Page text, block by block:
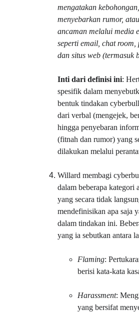
mengatakan kebohongan,
menyebarkan rumor,
ancaman melalui media
seperti email, chat room,
dan situs web (termasuk
Inti dari definisi ini:
spesifik dalam
bentuk tindakan
dari verbal (mengejek,
hingga penyebaran
(fitnah dan rumor) yang
dilakukan melalui
Willard membagi
dalam beberapa kategori
yang secara tidak
mendefinisikan apa saja
dalam tindakan ini.
yang ia sebutkan antara
Flaming:
berisi kata-kata
Harassment:
yang bersifat